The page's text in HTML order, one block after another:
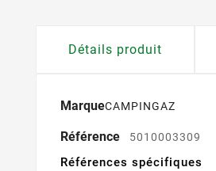
Détails produit
MarqueCAMPINGAZ
Référence 5010003309
Références spécifiques